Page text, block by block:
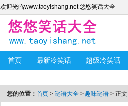
欢迎光临www.taoyishang.net 悠悠笑话大全
首页 最新冷笑话 超级冷笑话
您的位置： 首页 > 谜语大全 > 趣味谜语 > 正文